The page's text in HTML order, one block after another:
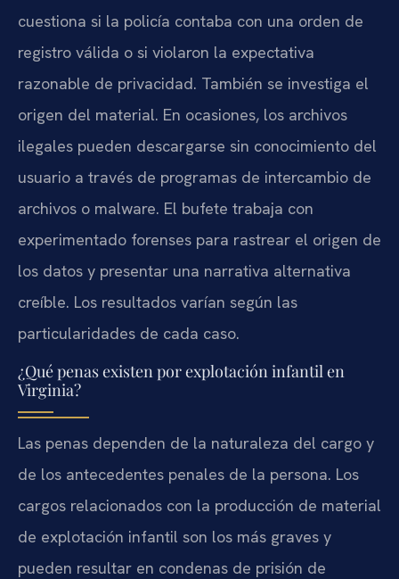
cuestiona si la policía contaba con una orden de
registro válida o si violaron la expectativa
razonable de privacidad. También se investiga el
origen del material. En ocasiones, los archivos
ilegales pueden descargarse sin conocimiento del
usuario a través de programas de intercambio de
archivos o malware. El bufete trabaja con
experimentado forenses para rastrear el origen de
los datos y presentar una narrativa alternativa
creíble. Los resultados varían según las
particularidades de cada caso.
¿Qué penas existen por explotación infantil en
Virginia?
Las penas dependen de la naturaleza del cargo y
de los antecedentes penales de la persona. Los
cargos relacionados con la producción de material
de explotación infantil son los más graves y
pueden resultar en condenas de prisión de